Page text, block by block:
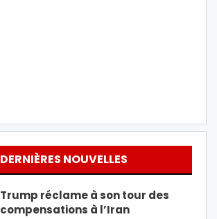
DERNIÈRES NOUVELLES
Trump réclame à son tour des
compensations à l’Iran